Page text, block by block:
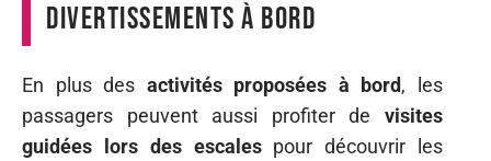
divertissements à bord
En plus des activités proposées à bord, les
passagers peuvent aussi profiter de visites
guidées lors des escalespour découvrir les